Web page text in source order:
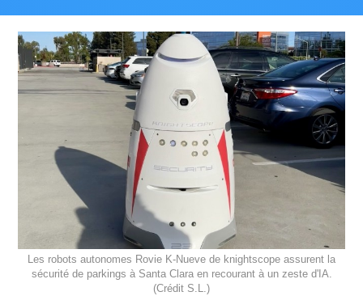
Les robots autonomes Rovie K-Nueve de knightscope assurent la
sécurité de parkings à Santa Clara en recourant à un zeste d'IA.
(Crédit S.L.)